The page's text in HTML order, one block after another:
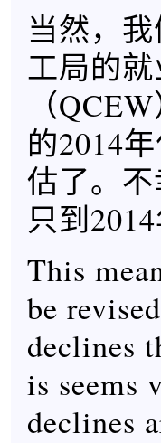
当然，
工局的
（
的2014
估了。
只到2014
This
be
declines
is seems
declines